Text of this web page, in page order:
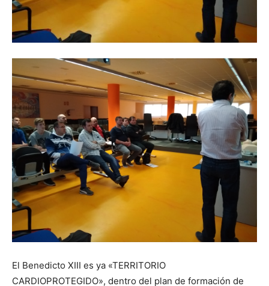
El Benedicto XIII es ya «TERRITORIO
CARDIOPROTEGIDO», dentro del plan de formación de